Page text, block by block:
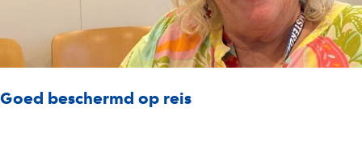
Goed beschermd op reis